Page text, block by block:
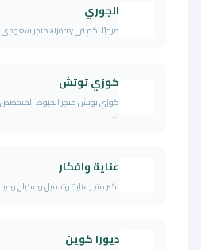
الجوري
مرحبًا بكم في aljorry متجر سعودي متخصص في تقديم العبايات الن...
كوزي توتش
كوزي توتش متجر الخيوط
...
عناية وافكار
اكبر متجر عناية وتجميل ومكياج
ديورا كوين